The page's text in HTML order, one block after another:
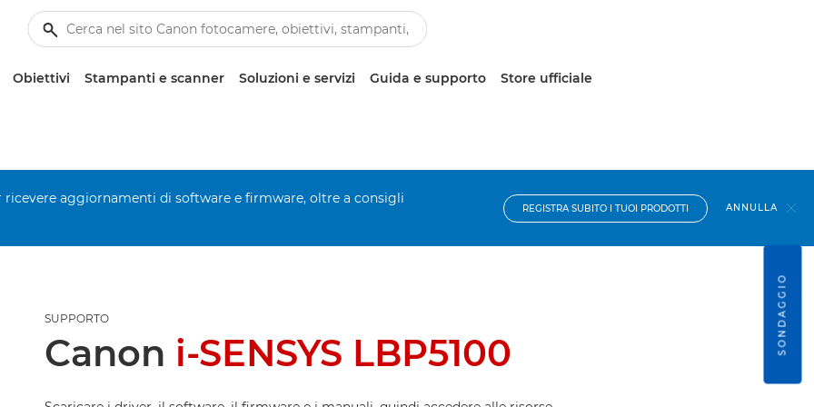
Obiettivi Stampanti e scanner Soluzioni e servizi Guida e supporto Store ufficiale
aggiornamenti di software e firmware, oltre a consigli
REGISTRA SUBITO I TUOI PRODOTTI ANNULLA
SUPPORTO
Canon i-SENSYS LBP5100 SONDAGGIO